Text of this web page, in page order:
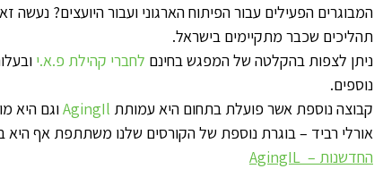
המבוגרים הפעילים עבור הפיתוח הארגוני ועבור היועצים?
תהליכים שכבר מתקיימים בישראל.
ניתן לצפות בהקלטה של המפגש בחינם לחברי קהילת פ.א.י
נוספים.
קבוצה נוספת אשר פועלת בתחום היא עמותת AgingIl וגם היא
אורלי רביד – בוגרת נוספת של הקורסים שלנו משתתפת אף היא
החדשנות –  AgingIL